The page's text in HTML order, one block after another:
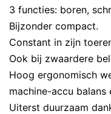
3 functies: boren,
Bijzonder compact.
Constant in zijn
Ook bij zwaardere
Hoog ergonomisch
machine-accu
Uiterst duurzaam